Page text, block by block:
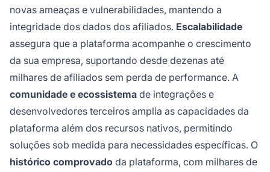
novas ameaças e vulnerabilidades, mantendo a
integridade dos dados dos afiliados. Escalabilidade
assegura que a plataforma acompanhe o crescimento
da sua empresa, suportando desde dezenas até
milhares de afiliados sem perda de performance. A
comunidade e ecossistema de integrações e
desenvolvedores terceiros amplia as capacidades da
plataforma além dos recursos nativos, permitindo
soluções sob medida para necessidades específicas. O
histórico comprovado da plataforma, com milhares de